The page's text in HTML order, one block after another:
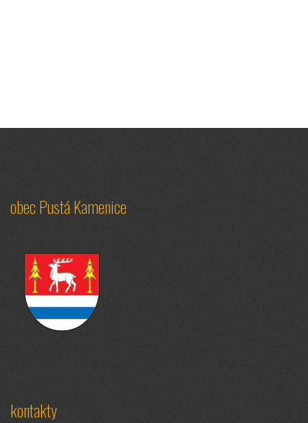
obec Pustá Kamenice
kontakty